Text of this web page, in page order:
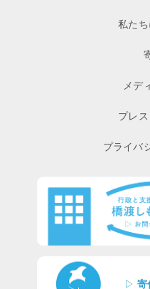
私た
メデ
プレ
プライバ
▷ 寄